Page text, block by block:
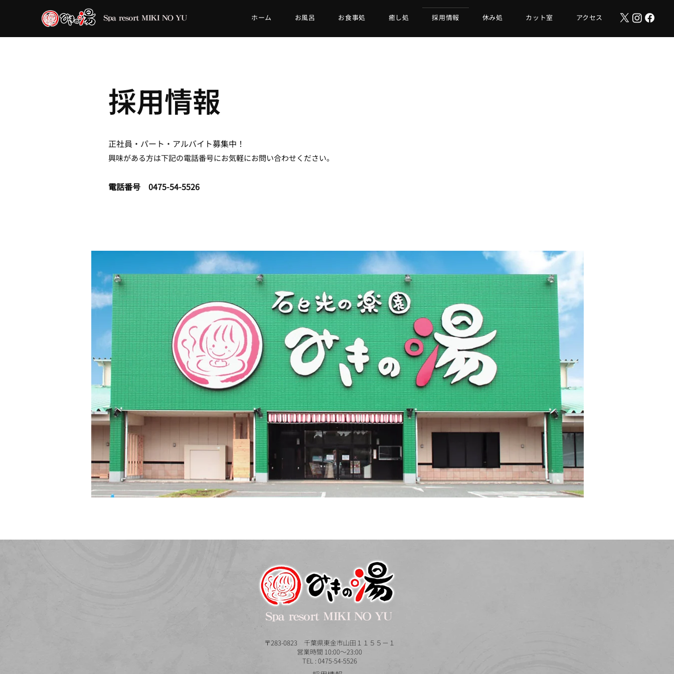
ホーム お風呂 お食事処 癒し処 採用情報 休み処 カット室 アクセス
​採用情報
​正社員・パート・アルバイト募集中！
興味がある方は下記の電話番号にお気軽にお問い合わせください。
​電話番号 0475-54-5526
〒283-0823 千葉県東金市山田１１５５－１
営業時間 10:00～23:00
TEL : 0475-54-5526